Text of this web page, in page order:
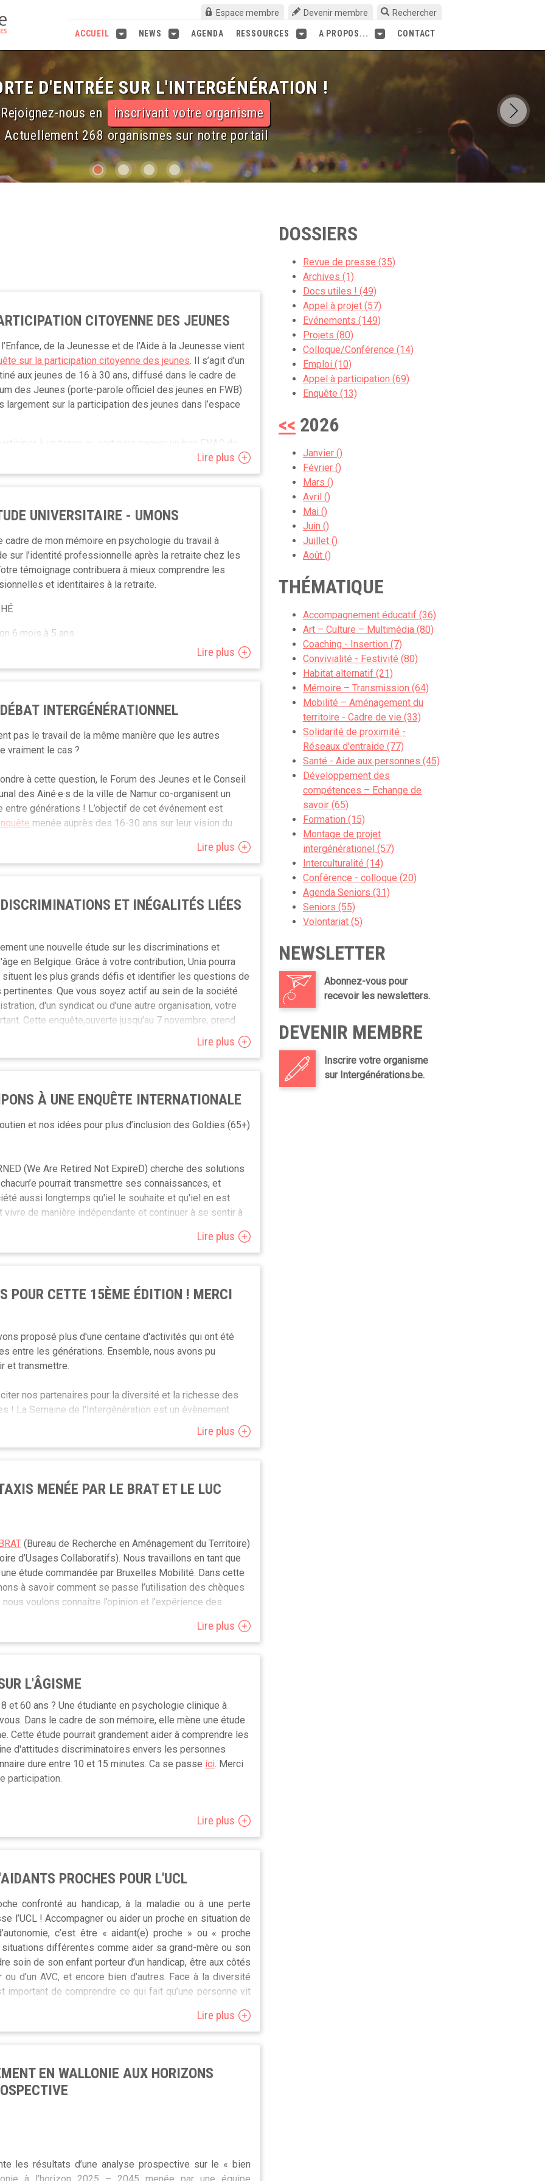
Espace membre Devenir membre Rechercher
CONTACT
A PROPOS...
RESSOURCES
AGENDA
NEWS
ACCUEIL
D'ENTRÉE SUR L'INTERGÉNÉRATION !
Rejoignez-nous en inscrivant votre organisme
Actuellement 268 organismes sur notre portail
CITOYENNE DES JEUNES
de la Jeunesse et de l’Aide à la Jeunesse vient
sur la participation citoyenne des jeunes. Il s’agit d’un
aux jeunes de 16 à 30 ans, diffusé dans le cadre de
des Jeunes (porte-parole officiel des jeunes en FWB)
largement sur la participation des jeunes dans l’espace
à un tirage au sort pour gagner un bon FNAC de
; Comment tu vois ta participation à la vie
des Jeunes ; Les éventuelles discriminations que tu
Lire plus
UNIVERSITAIRE - UMONS
cadre de mon mémoire en psychologie du travail à
sur l’identité professionnelle après la retraite chez les
témoignage contribuera à mieux comprendre les
et identitaires à la retraite.
6 mois à 5 ans.
fins académiques.
0485 18 59 20
Lire plus
INTERGÉNÉRATIONNEL
pas le travail de la même manière que les autres
vraiment le cas ?
à cette question, le Forum des Jeunes et le Conseil
des Ainé·e·s de la ville de Namur co-organisent un
entre générations ! L’objectif de cet événement est
menée auprès des 16-30 ans sur leur vision du
midi, plusieurs ateliers participatifs seront co-animé
membres du CCCA. L’événement est gratuit maissur
Lire plus
ET INÉGALITÉS LIÉES
une nouvelle étude sur les discriminations et
en Belgique. Grâce à votre contribution, Unia pourra
situent les plus grands défis et identifier les questions de
pertinentes. Que vous soyez actif au sein de la société
d'un syndicat ou d'une autre organisation, votre
Cette enquête,ouverte jusqu'au 7 novembre, prend
à Unia d'adapter son approche à vos besoins.
Lire plus
À UNE ENQUÊTE INTERNATIONALE
et nos idées pour plus d’inclusion des Goldies (65+)
(We Are Retired Not ExpireD) cherche des solutions
pourrait transmettre ses connaissances, et
aussi longtemps qu'iel le souhaite et qu'iel en est
de manière indépendante et continuer à se sentir à
mieux comprendre les freins et difficultés que vous
en français et est totalement anonyme. 10
N'hésitez pas à le partager autour de vous et sur les
plus cette enquête sera représentative de vos
JP1mb9ta7QnRJBL3A
Lire plus
POUR CETTE 15ÈME ÉDITION ! MERCI
proposé plus d'une centaine d'activités qui ont été
entre les générations. Ensemble, nous avons pu
et transmettre.
nos partenaires pour la diversité et la richesse des
! La Semaine de l'Intergénération est un évènement
dans la solidarité entre les âges et nous sommes
questionnaire en ligne avant le 3 juin.
2025 et éventuellement inscrire l'une de vos activités
du 23 au 29 avril 2025.
Lire plus
MENÉE PAR LE BRAT ET LE LUC
(Bureau de Recherche en Aménagement du Territoire)
d’Usages Collaboratifs). Nous travaillons en tant que
étude commandée par Bruxelles Mobilité. Dans cette
à savoir comment se passe l’utilisation des chèques
voulons connaitre l’opinion et l’expérience des
interview de groupe, avec une dizaine de personnes
cette rencontre, nous allons écouter l’expérience des
des questions.
et en néerlandais.
Lire plus
L'ÂGISME
et 60 ans ? Une étudiante en psychologie clinique à
Dans le cadre de son mémoire, elle mène une étude
Cette étude pourrait grandement aider à comprendre les
d'attitudes discriminatoires envers les personnes
dure entre 10 et 15 minutes. Ca se passe ici. Merci
participation.
Lire plus
PROCHES POUR L'UCL
confronté au handicap, à la maladie ou à une perte
l’UCL ! Accompagner ou aider un proche en situation de
c’est être « aidant(e) proche » ou « proche
différentes comme aider sa grand-mère ou son
soin de son enfant porteur d’un handicap, être aux côtés
d’un AVC, et encore bien d’autres. Face à la diversité
de comprendre ce qui fait qu’une personne vit
Si vous êtes actuellement aidant(e) et que cela vous
vous pouvez participer en allant sur celien.
vous pouvez également participer avec le
Lire plus
EN WALLONIE AUX HORIZONS
les résultats d’une analyse prospective sur le « bien
DOSSIERS
Revue de presse (35)
Archives (1)
Docs utiles ! (49)
Appel à projet (57)
Evénements (149)
Projets (80)
Colloque/Conférence (14)
Emploi (10)
Appel à participation (69)
Enquête (13)
<< 2026
Janvier ()
Février ()
Mars ()
Avril ()
Mai ()
Juin ()
Juillet ()
Août ()
THÉMATIQUE
Accompagnement éducatif (36)
Art – Culture – Multimédia (80)
Coaching - Insertion (7)
Convivialité - Festivité (80)
Habitat alternatif (21)
Mémoire – Transmission (64)
Mobilité – Aménagement du
territoire - Cadre de vie (33)
Solidarité de proximité -
Réseaux d'entraide (77)
Santé - Aide aux personnes (45)
Développement des
compétences – Echange de
savoir (65)
Formation (15)
Montage de projet
intergénérationel (57)
Interculturalité (14)
Conférence - colloque (20)
Agenda Seniors (31)
Seniors (55)
Volontariat (5)
NEWSLETTER
Abonnez-vous pour
recevoir les newsletters.
DEVENIR MEMBRE
Inscrire votre organisme
sur Intergénérations.be.